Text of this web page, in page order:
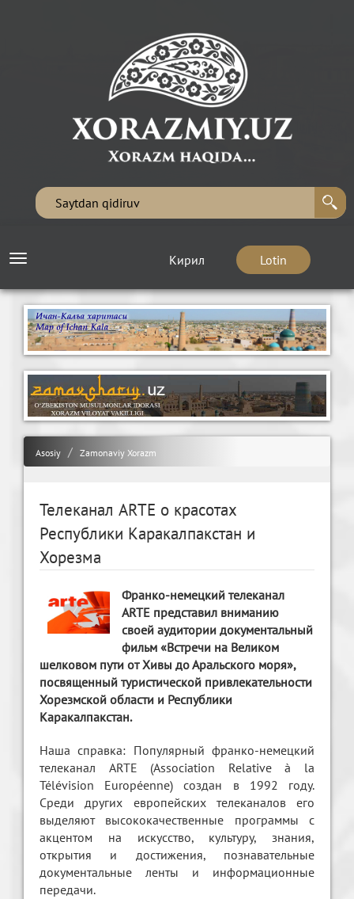
Кирил Lotin
Toggle
Asosiy Zamonaviy Xorazm
Телеканал ARTE о красотах
Республики Каракалпакстан и
Хорезма
Франко-немецкий телеканал
ARTE представил вниманию
своей аудитории документальный
фильм «Встречи на Великом
шелковом пути от Хивы до Аральского моря»,
посвященный туристической привлекательности
Хорезмской области и Республики
Каракалпакстан.
Наша справка: Популярный франко-немецкий
телеканал ARTE (Association Relative à la
Télévision Européenne) создан в 1992 году.
Среди других европейских телеканалов его
выделяют высококачественные программы с
акцентом на искусство, культуру, знания,
открытия и достижения, познавательные
документальные ленты и информационные
передачи.